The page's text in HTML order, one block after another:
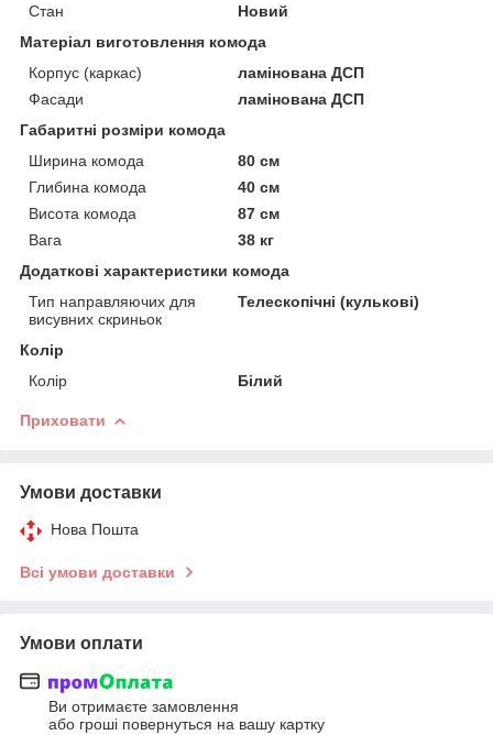
Стан
Новий
Матеріал виготовлення комода
Корпус (каркас)
ламінована ДСП
Фасади
ламінована ДСП
Габаритні розміри комода
Ширина комода
80 см
Глибина комода
40 см
Висота комода
87 см
Вага
38 кг
Додаткові характеристики комода
Тип направляючих для
висувних скриньок
Телескопічні (кулькові)
Колір
Колір
Білий
Приховати
Умови доставки
Нова Пошта
Всі умови доставки
Умови оплати
Ви отримаєте замовлення
або гроші повернуться на вашу картку